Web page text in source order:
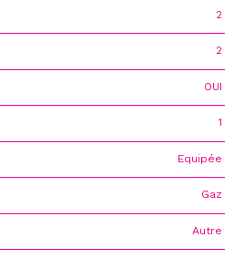
2
2
OUI
1
Equipée
Gaz
Autre